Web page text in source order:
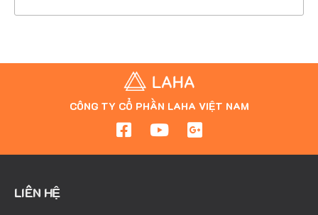
CÔNG TY CỔ PHẦN LAHA VIỆT NAM
LIÊN HỆ